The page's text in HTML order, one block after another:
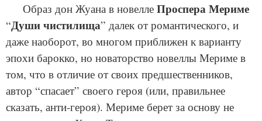
Образ дон Жуана в новелле Проспера Мериме
“Души чистилища” далек от романтического, и
даже наоборот, во многом приближен к варианту
эпохи барокко, но новаторство новеллы Мериме в
том, что в отличие от своих предшественников,
автор “спасает” своего героя (или, правильнее
сказать, анти-героя). Мериме берет за основу не